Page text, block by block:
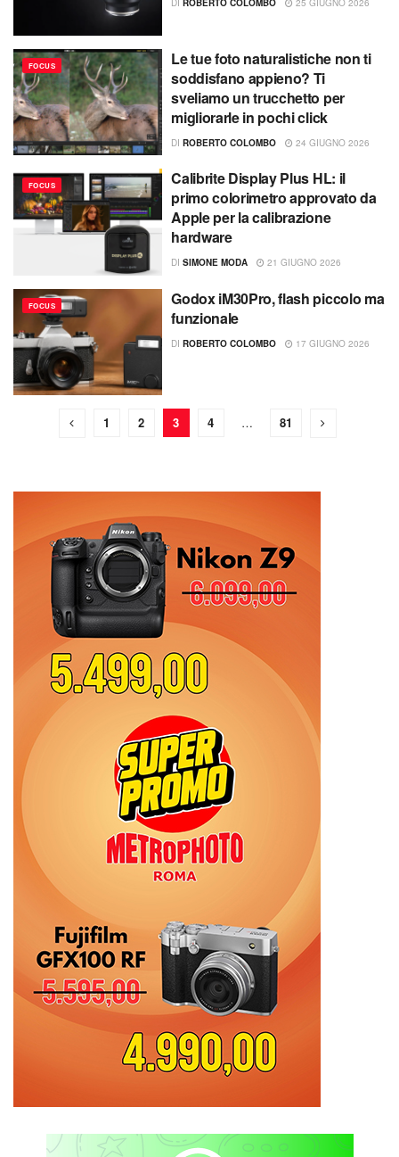
DI ROBERTO COLOMBO 25 GIUGNO 2026
FOCUS
Le tue foto naturalistiche non ti
soddisfano appieno? Ti
sveliamo un trucchetto per
migliorarle in pochi click
DI ROBERTO COLOMBO 24 GIUGNO 2026
FOCUS
Calibrite Display Plus HL: il
primo colorimetro approvato da
Apple per la calibrazione
hardware
DI SIMONE MODA 21 GIUGNO 2026
FOCUS
Godox iM30Pro, flash piccolo ma
funzionale
DI ROBERTO COLOMBO 17 GIUGNO 2026
1 2 3 4 … 81